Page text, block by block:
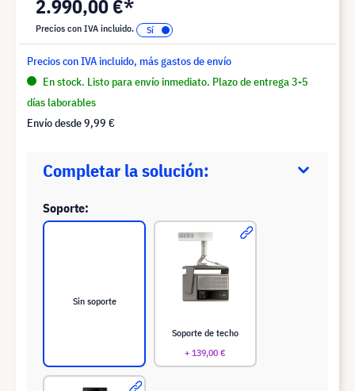
2.990,00 €*
Precios con IVA incluido.
Precios con IVA incluido, más gastos de envío
En stock. Listo para envío inmediato. Plazo de entrega 3-5
días laborables
Envío desde9,99 €
Completar la solución:
Soporte:
Sin soporte
Soporte de techo
+ 139,00 €